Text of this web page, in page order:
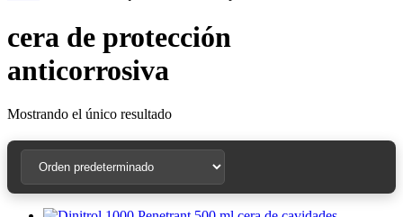
cera de protección
anticorrosiva
Mostrando el único resultado